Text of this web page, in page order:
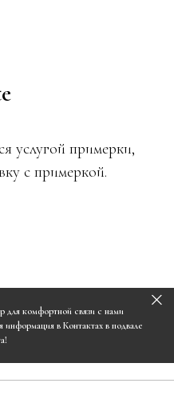
услугой примерки,
с примеркой.
для комфортной связи с нами
в Контактах в подвале